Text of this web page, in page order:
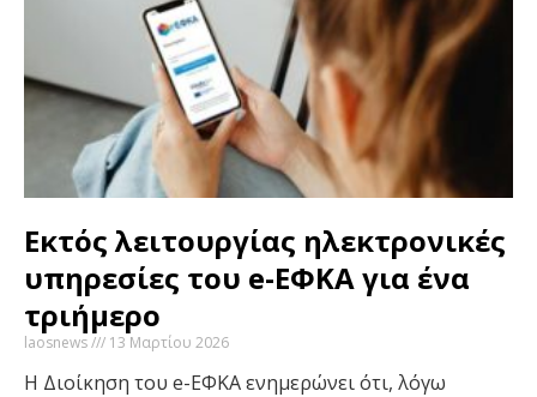
Εκτός λειτουργίας ηλεκτρονικές
υπηρεσίες του e-ΕΦΚΑ για ένα
τριήμερο
laosnews 13 Μαρτίου 2026
Η Διοίκηση του e-ΕΦΚΑ ενημερώνει ότι, λόγω